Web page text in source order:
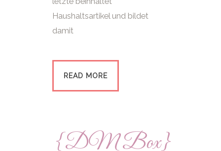
Haushaltsartikel und bildet
damit
READ MORE
{DM Box}